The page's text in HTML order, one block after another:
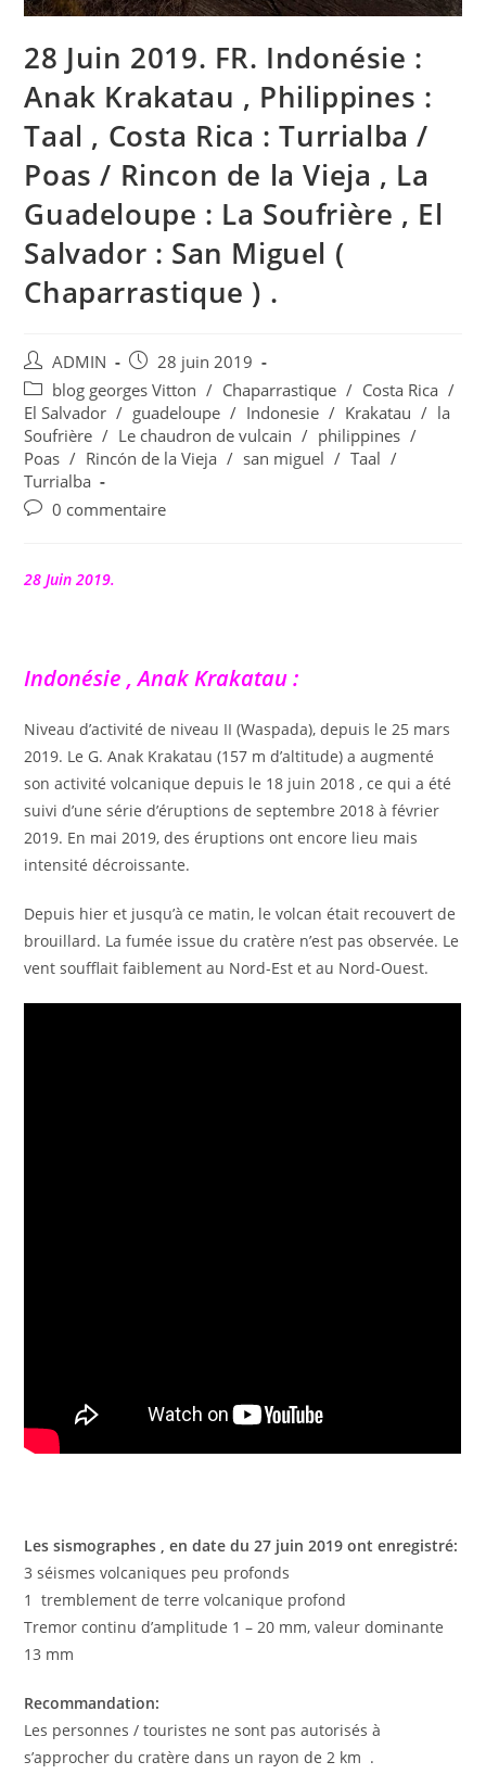
28 Juin 2019. FR. Indonésie :
Anak Krakatau , Philippines :
Taal , Costa Rica : Turrialba /
Poas / Rincon de la Vieja , La
Guadeloupe : La Soufrière , El
Salvador : San Miguel (
Chaparrastique ) .
Auteur/autrice
de
la
publication :
ADMIN
Publication
publiée :
28 juin 2019
Post
category:
blog georges Vitton / Chaparrastique / Costa Rica /
El Salvador / guadeloupe / Indonesie / Krakatau /
la
Soufrière / Le chaudron de vulcain / philippines /
Poas / Rincón de la Vieja / san miguel / Taal
/
Turrialba
Commentaires
publication :
0 commentaire
28 Juin 2019.
Indonésie , Anak Krakatau :
Niveau d’activité de niveau II (Waspada), depuis le 25 mars
2019. Le G. Anak Krakatau (157 m d’altitude) a augmenté
son activité volcanique depuis le 18 juin 2018 , ce qui a été
suivi d’une série d’éruptions de septembre 2018 à février
2019. En mai 2019, des éruptions ont encore lieu mais
intensité décroissante.
Depuis hier et jusqu’à ce matin, le volcan était recouvert de
brouillard. La fumée issue du cratère n’est pas observée. Le
vent soufflait faiblement au Nord-Est et au Nord-Ouest.
Les sismographes , en date du 27 juin 2019 ont enregistré:
3 séismes volcaniques peu profonds
1 tremblement de terre volcanique profond
Tremor continu d’amplitude 1 – 20 mm, valeur dominante
13 mm
Recommandation:
Les personnes / touristes ne sont pas autorisés à
s’approcher du cratère dans un rayon de 2 km .